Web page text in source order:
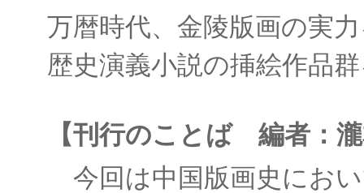
万暦時代、金陵版画の実
歴史演義小説の挿絵作品
【刊行のことば 編者：
今回は中国版画史にお